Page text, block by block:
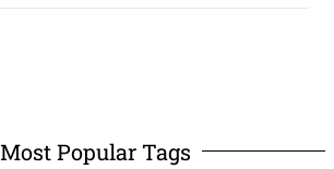
Most Popular Tags